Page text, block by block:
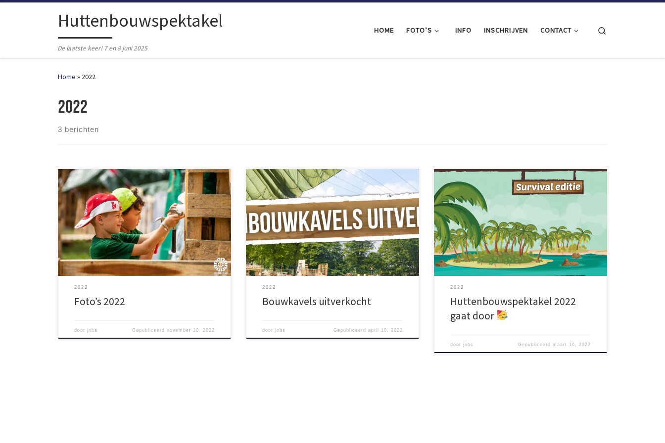
Huttenbouwspektakel
De laatste keer! 7 en 8 juni 2025
HOME FOTO’S INFO INSCHRIJVEN CONTACT
Home » 2022
2022
3 berichten
Een vliegtuig, een koekoeksklok, een tank en nog veel
meer mooie bouwwerken, je vind ze op de foto’s van
Huttenbouwspektakel 2022! Ook nog even nagenieten
van de vrijdagavond ervoor? De de foto’s van
Palletpop 2022 staan ook online. Credits naar Bart
Lijten voor de prachtige plaatjes.
2022
Foto’s 2022
doorjnbs Gepubliceerd november 10, 2022
Wat een gekte: álle bouwkavels van
Huttenbouwspektakel 2022 hebben een bouwteam
gevonden! Dat betekent helaas ook dat er geen
nieuwe groepen meer kunnen worden aangemeld.
Heb je al wel een team ingeschreven, maar heb je
nog niet voor iedere junior timmerman van je team
een ticket? Koop dan snel je […]
2022
Bouwkavels uitverkocht
doorjnbs Gepubliceerd april 10, 2022
Pak je agenda erbij en blok 21 en 22 mei, want
Huttenbouwspektakel – Survival Editie komt er aan!
Bouw met je groep een hut, doe mee met de
survivaltraining en geniet van de livemuziek bij het
kampvuur! Als je hut af is, mag je er zelfs een nachtje in
[…]
2022
Huttenbouwspektakel 2022
gaat door
doorjnbs Gepubliceerd maart 16, 2022